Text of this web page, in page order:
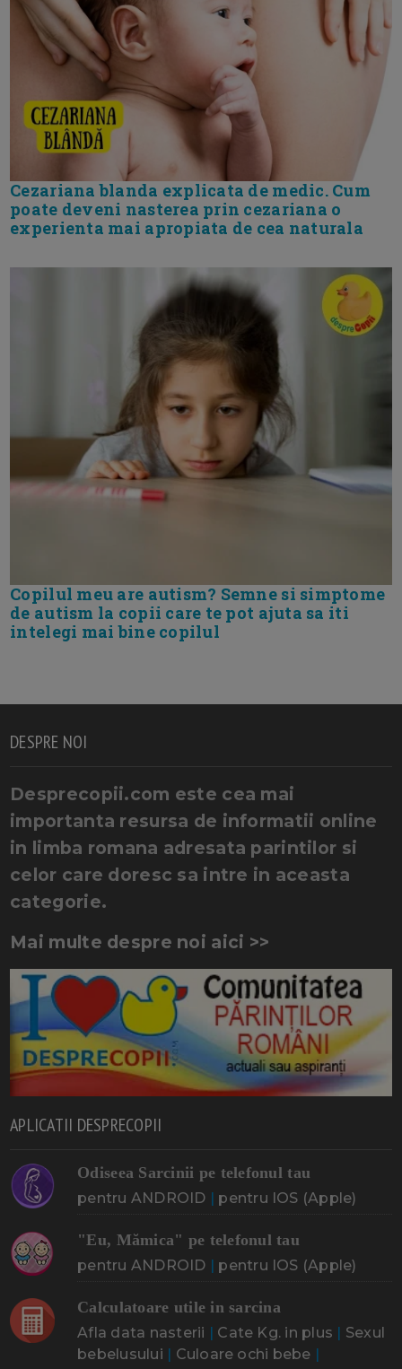
Cezariana blanda explicata de medic. Cum
poate deveni nasterea prin cezariana o
experienta mai apropiata de cea naturala
Copilul meu are autism? Semne si simptome
de autism la copii care te pot ajuta sa iti
intelegi mai bine copilul
DESPRE NOI
Desprecopii.com este cea mai
importanta resursa de informatii online
in limba romana adresata parintilor si
celor care doresc sa intre in aceasta
categorie.
Mai multe despre noi aici >>
APLICATII DESPRECOPII
Odiseea Sarcinii pe telefonul tau
pentru ANDROID | pentru IOS (Apple)
"Eu, Mămica" pe telefonul tau
pentru ANDROID | pentru IOS (Apple)
Calculatoare utile in sarcina
Afla data nasterii | Cate Kg. in plus | Sexul
bebelusului | Culoare ochi bebe |